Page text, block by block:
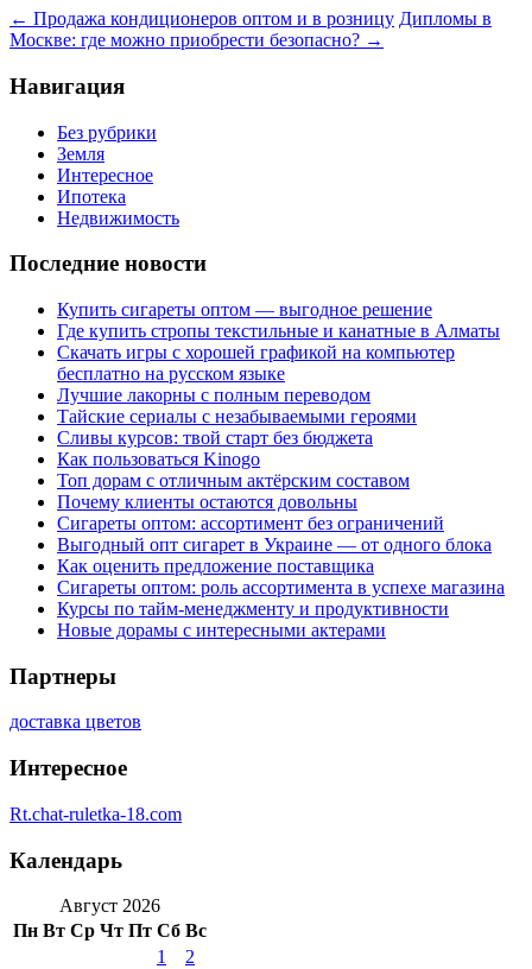
← Продажа кондиционеров оптом и в розницу Дипломы в
Москве: где можно приобрести безопасно? →
Навигация
Без рубрики
Земля
Интересное
Ипотека
Недвижимость
Последние новости
Купить сигареты оптом — выгодное решение
Где купить стропы текстильные и канатные в Алматы
Скачать игры с хорошей графикой на компьютер
бесплатно на русском языке
Лучшие лакорны с полным переводом
Тайские сериалы с незабываемыми героями
Сливы курсов: твой старт без бюджета
Как пользоваться Kinogo
Топ дорам с отличным актёрским составом
Почему клиенты остаются довольны
Сигареты оптом: ассортимент без ограничений
Выгодный опт сигарет в Украине — от одного блока
Как оценить предложение поставщика
Сигареты оптом: роль ассортимента в успехе магазина
Курсы по тайм-менеджменту и продуктивности
Новые дорамы с интересными актерами
Партнеры
доставка цветов
Интересное
Rt.chat-ruletka-18.com
Календарь
Август 2026
Пн Вт Ср Чт Пт Сб Вс
1
2